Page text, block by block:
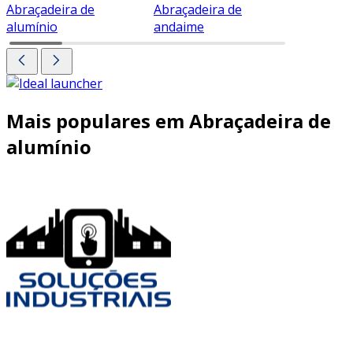
Abraçadeira de
alumínio
Abraçadeira de
andaime
Mais populares em Abraçadeira de
alumínio